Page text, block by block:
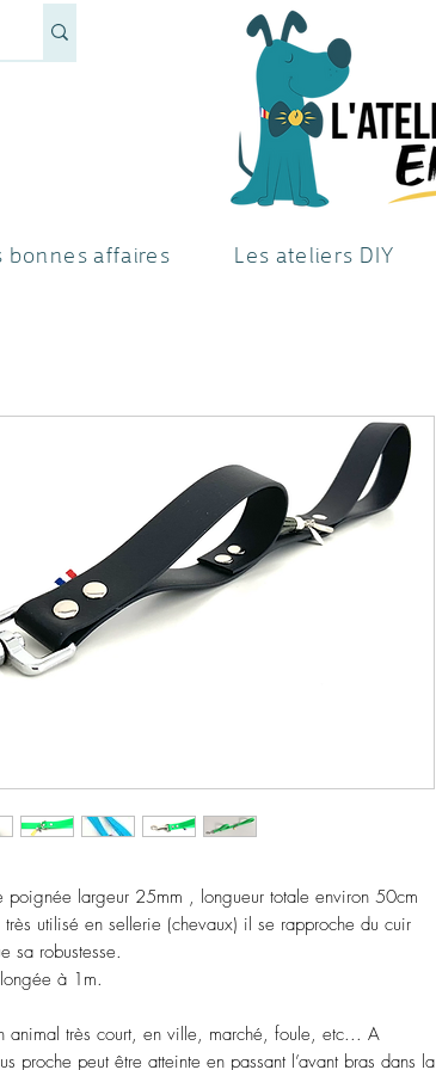
bonnes affaires Les ateliers DIY
poignée largeur 25mm , longueur totale environ 50cm
utilisé en sellerie (chevaux) il se rapproche du cuir
sa robustesse.
à 1m.
animal très court, en ville, marché, foule, etc... A
proche peut être atteinte en passant l’avant bras dans la